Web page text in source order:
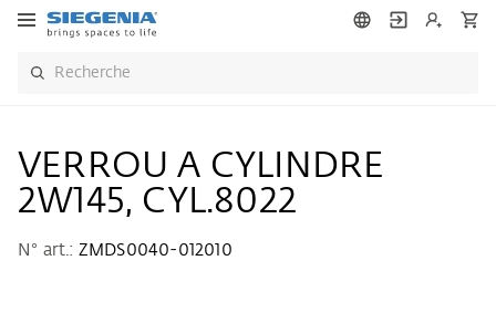
VERROU A CYLINDRE
2W145, CYL.8022
N° art.: ZMDS0040-012010